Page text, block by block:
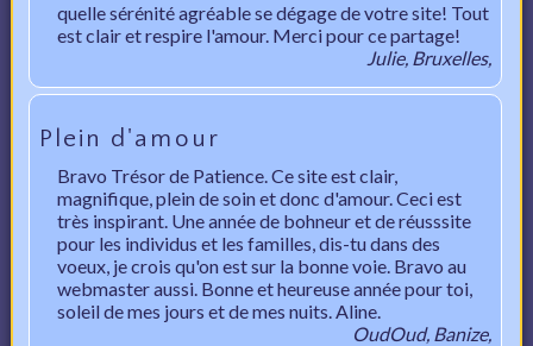
quelle sérénité agréable se dégage de votre site! Tout
est clair et respire l'amour. Merci pour ce partage!
Julie, Bruxelles,
Plein d'amour
Bravo Trésor de Patience. Ce site est clair,
magnifique, plein de soin et donc d'amour. Ceci est
très inspirant. Une année de bohneur et de réusssite
pour les individus et les familles, dis-tu dans des
voeux, je crois qu'on est sur la bonne voie. Bravo au
webmaster aussi. Bonne et heureuse année pour toi,
soleil de mes jours et de mes nuits. Aline.
OudOud, Banize,